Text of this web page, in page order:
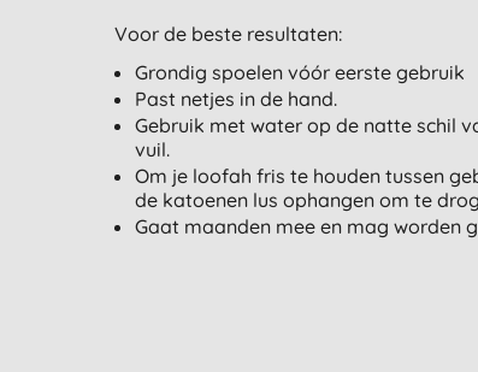
Voor de beste resultaten:
Grondig spoelen vóór eerste gebruik
Past netjes in de hand.
Gebruik met water op de natte schil
vuil.
Om je loofah fris te houden tussen
de katoenen lus ophangen om te
Gaat maanden mee en mag worden